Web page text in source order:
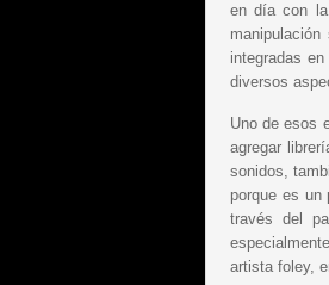
en día con
integradas
diversos
Uno de esos
agregar
sonidos,
porque es un
través del
artista foley,